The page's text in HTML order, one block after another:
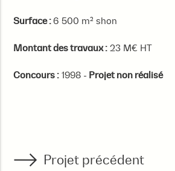
Surface :6 500 m² shon
Montant des travaux : 23 M€ HT
Concours : 1998 - Projet non réalisé
Projet précédent